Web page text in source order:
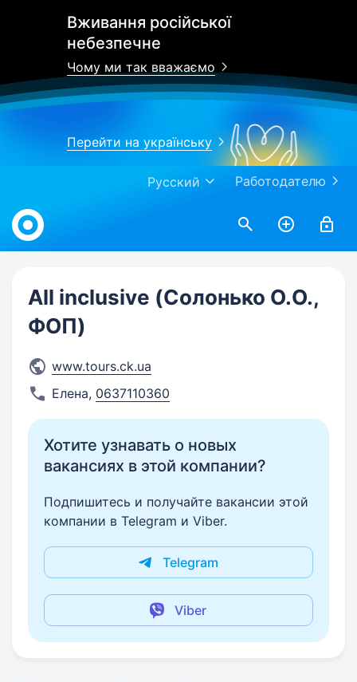
Вживання російської
небезпечне
Чому ми так вважаємо
Перейти на українську
Работодателю
Русский
Work.ua
All inclusive (Солонько О.О.,
ФОП)
www.tours.ck.ua
Елена, 0637110360
Хотите узнавать о новых
вакансиях в этой компании?
Подпишитесь и получайте вакансии этой
компании в Telegram и Viber.
Telegram
Viber